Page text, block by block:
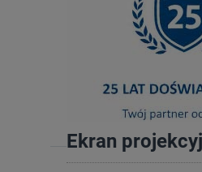
Ekran